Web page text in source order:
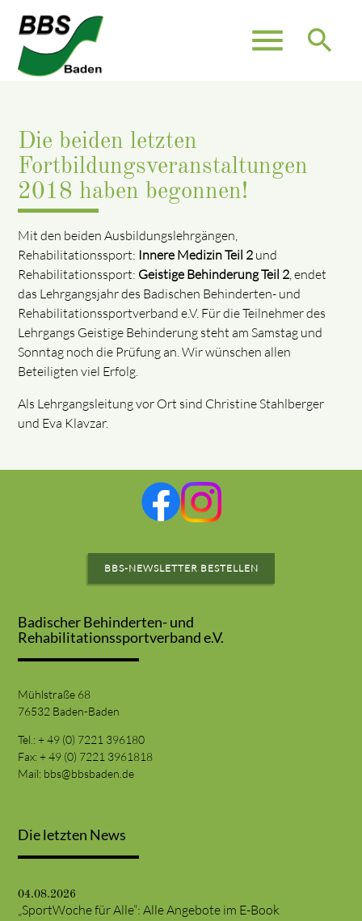
menu search
Die beiden letzten
Fortbildungsveranstaltungen
2018 haben begonnen!
Mit den beiden Ausbildungslehrgängen,
Rehabilitationssport: Innere Medizin Teil 2 und
Rehabilitationssport: Geistige Behinderung Teil 2, endet
das Lehrgangsjahr des Badischen Behinderten- und
Rehabilitationssportverband e.V. Für die Teilnehmer des
Lehrgangs Geistige Behinderung steht am Samstag und
Sonntag noch die Prüfung an. Wir wünschen allen
Beteiligten viel Erfolg.
Als Lehrgangsleitung vor Ort sind Christine Stahlberger
und Eva Klavzar.
BBS-NEWSLETTER BESTELLEN
Badischer Behinderten- und
Rehabilitationssportverband e.V.
Mühlstraße 68
76532 Baden-Baden
Tel.: + 49 (0) 7221 396180
Fax: + 49 (0) 7221 3961818
Mail: bbs@bbsbaden.de
Die letzten News
04.08.2026
„SportWoche für Alle“: Alle Angebote im E-Book